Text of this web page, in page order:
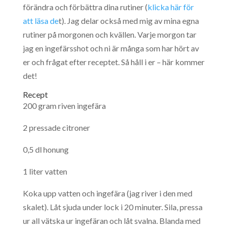
förändra och förbättra dina rutiner (klicka här för
att läsa det). Jag delar också med mig av mina egna
rutiner på morgonen och kvällen. Varje morgon tar
jag en ingefärsshot och ni är många som har hört av
er och frågat efter receptet. Så håll i er – här kommer
det!
Recept
200 gram riven ingefära
2 pressade citroner
0,5 dl honung
1 liter vatten
Koka upp vatten och ingefära (jag river i den med
skalet). Låt sjuda under lock i 20 minuter. Sila, pressa
ur all vätska ur ingefäran och låt svalna. Blanda med